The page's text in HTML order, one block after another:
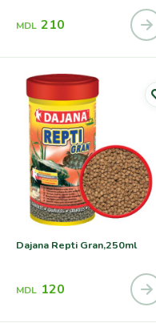
MDL 210
Dajana Repti Gran,250ml
MDL 120